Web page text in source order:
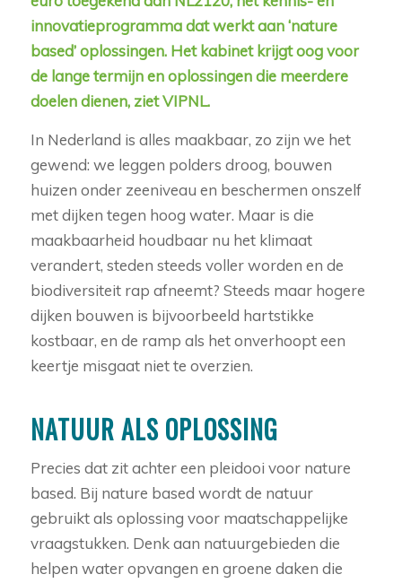
innovatieprogramma dat werkt aan ‘nature
based’ oplossingen. Het kabinet krijgt oog voor
de lange termijn en oplossingen die meerdere
doelen dienen, ziet VIPNL.
In Nederland is alles maakbaar, zo zijn we het
gewend: we leggen polders droog, bouwen
huizen onder zeeniveau en beschermen onszelf
met dijken tegen hoog water. Maar is die
maakbaarheid houdbaar nu het klimaat
verandert, steden steeds voller worden en de
biodiversiteit rap afneemt? Steeds maar hogere
dijken bouwen is bijvoorbeeld hartstikke
kostbaar, en de ramp als het onverhoopt een
keertje misgaat niet te overzien.
NATUUR ALS OPLOSSING
Precies dat zit achter een pleidooi voor nature
based. Bij nature based wordt de natuur
gebruikt als oplossing voor maatschappelijke
vraagstukken. Denk aan natuurgebieden die
helpen water opvangen en groene daken die